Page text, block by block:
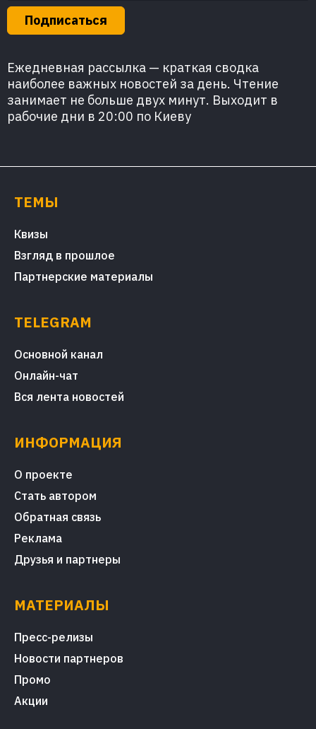
Подписаться
Ежедневная рассылка — краткая сводка
наиболее важных новостей за день. Чтение
занимает не больше двух минут. Выходит в
рабочие дни в 20:00 по Киеву
ТЕМЫ
Квизы
Взгляд в прошлое
Партнерские материалы
TELEGRAM
Основной канал
Онлайн-чат
Вся лента новостей
ИНФОРМАЦИЯ
О проекте
Стать автором
Обратная связь
Реклама
Друзья и партнеры
МАТЕРИАЛЫ
Пресс-релизы
Новости партнеров
Промо
Акции